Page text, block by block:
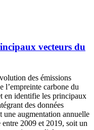
vecteurs du
des émissions
l’empreinte carbone du
en identifie les principaux
des données
une augmentation annuelle
2009 et 2019, soit un